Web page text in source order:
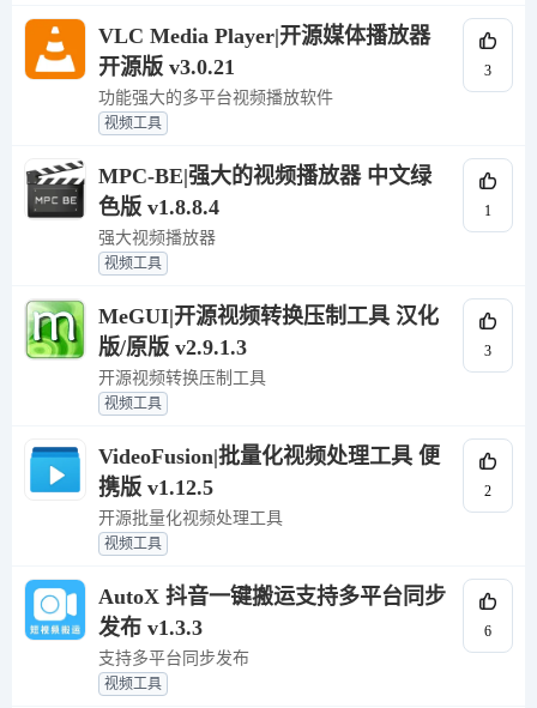
VLC Media Player|开源媒体播放器
开源版 v3.0.21
功能强大的多平台视频播放软件
视频工具
3
MPC-BE|强大的视频播放器 中文绿
色版 v1.8.8.4
强大视频播放器
视频工具
1
MeGUI|开源视频转换压制工具 汉化
版/原版 v2.9.1.3
开源视频转换压制工具
视频工具
3
VideoFusion|批量化视频处理工具 便
携版 v1.12.5
开源批量化视频处理工具
视频工具
2
AutoX 抖音一键搬运支持多平台同步
发布 v1.3.3
支持多平台同步发布
视频工具
6